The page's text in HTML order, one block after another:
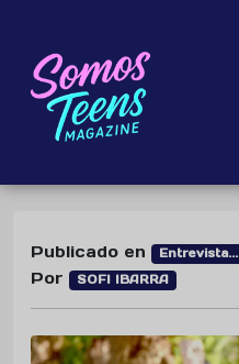
Publicado en Entrevista...
Por SOFI IBARRA